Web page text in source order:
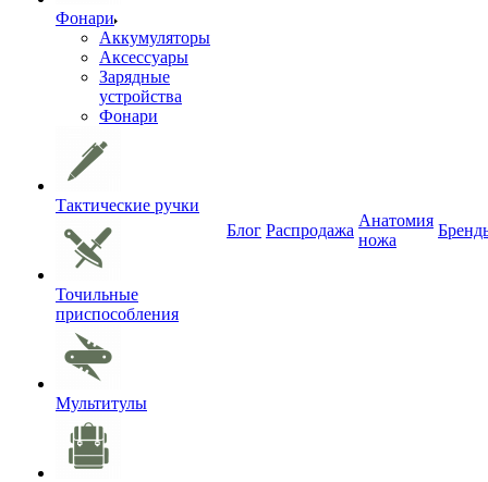
Фонари
Аккумуляторы
Аксессуары
Зарядные
устройства
Фонари
Тактические ручки
Точильные
приспособления
Мультитулы
Блог Распродажа
Анатомия
ножа